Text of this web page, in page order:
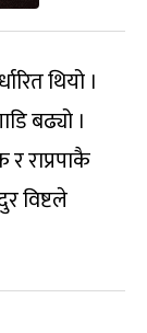
थियो ।
बढ्यो ।
राप्रपाकै
विष्टले